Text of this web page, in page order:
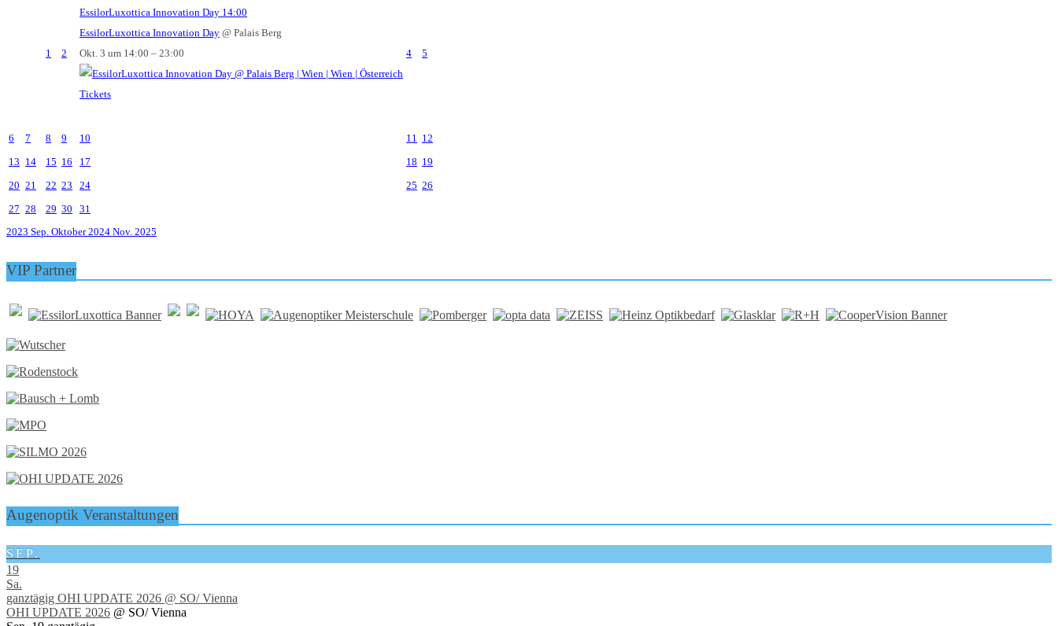
1 2
EssilorLuxottica Innovation Day 14:00
EssilorLuxottica Innovation Day @ Palais Berg
Okt. 3 um 14:00 – 23:00
Tickets
4 5
6 7 8 9 10 11
12
13 14 15 16 17 18 19
20 21 22 23 24 25 26
27 28 29 30
31
2023 Sep. Oktober 2024 Nov. 2025
VIP Partner
Augenoptik Veranstaltungen
SEP.
19
Sa.
ganztägig OHI UPDATE 2026 @ SO/ Vienna
OHI UPDATE 2026 @ SO/ Vienna